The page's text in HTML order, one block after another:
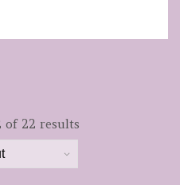
of 22 results